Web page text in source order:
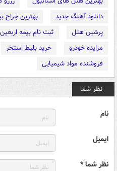
دانلود آهنگ جدید
بهترین جراح
پرشین هتل
ثبت نام بیمه اربعین
مزایده خودرو
خرید بلیط استخر
فروشنده مواد شیمیایی
نظر شما
نام
ایمیل
نظر شما *